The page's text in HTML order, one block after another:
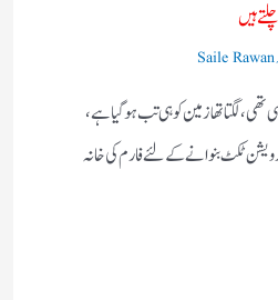
ہیں
Saile Rawan
لگتا تھازمین کوہی تب ہوگیا ہے،
ٹکٹ بنوانے کے لئے فارم کی خانہ